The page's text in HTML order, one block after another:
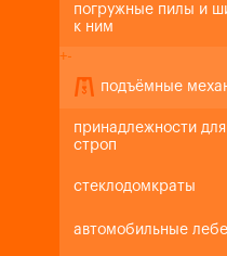
погружные пилы и
к ним
+-
подъёмные
принадлежности для
строп
стеклодомкраты
автомобильные